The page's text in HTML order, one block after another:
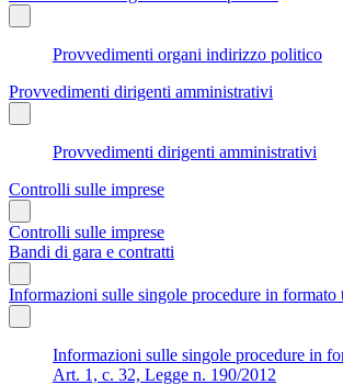
Provvedimenti organi indirizzo politico
Provvedimenti dirigenti amministrativi
Provvedimenti dirigenti amministrativi
Controlli sulle imprese
Controlli sulle imprese
Bandi di gara e contratti
Informazioni sulle singole procedure in formato
Informazioni sulle singole procedure in
Art. 1, c. 32, Legge n. 190/2012